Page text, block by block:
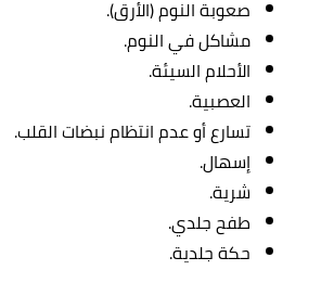
صعوبة النوم (الأرق).
مشاكل في النوم.
الأحلام السيئة.
العصبية.
تسارع أو عدم انتظام نبضات القلب.
إسهال.
شرية.
طفح جلدي.
حكة جلدية.